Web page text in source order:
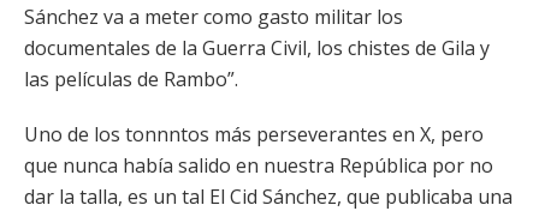
Sánchez va a meter como gasto militar los
documentales de la Guerra Civil, los chistes de Gila y
las películas de Rambo”.
Uno de los tonnntos más perseverantes en X, pero
que nunca había salido en nuestra República por no
dar la talla, es un tal El Cid Sánchez, que publicaba una